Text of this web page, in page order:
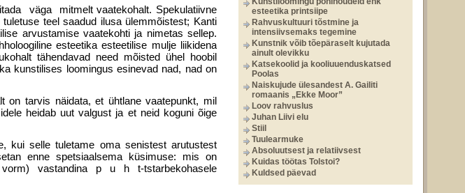
esteetika printsiipe
Rahvuskultuuri tõstmine ja
intensiivsemaks tegemine
Kunstnik võib tõepäraselt kujutada
ainult olevikku
Katsekoolid ja kooliuuenduskatsed
Poolas
Naiskujude ülesandest A. Gailiti
romaanis „Ekke Moor”
Loov rahvuslus
Juhan Liivi elu
Stiil
Tuulearmuke
Absoluutsest ja relatiivsest
Kuidas töötas Tolstoi?
Kuldsed päevad
väga mitmelt vaatekohalt. Spekulatiivne
teel saadud ilusa ülemmõistest; Kanti
arvustamise vaatekohti ja nimetas sellep.
esteetika esteetilise mulje liikidena
tähendavad need mõisted ühel hoobil
kunstilises loomingus esinevad nad, nad on
on tarvis näidata, et ühtlane vaatepunkt, mil
heidab uut valgust ja et neid koguni õige
kui selle tuletame oma senistest arutustest
enne spetsiaalsema küsimuse: mis on
vastandina p u h t-tstarbekohasele